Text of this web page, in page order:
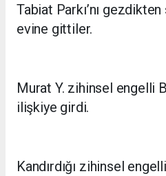
Tabiat Parkı’nı
evine gittiler.
Murat Y. zihinsel engelli
ilişkiye girdi.
Kandırdığı zihinsel